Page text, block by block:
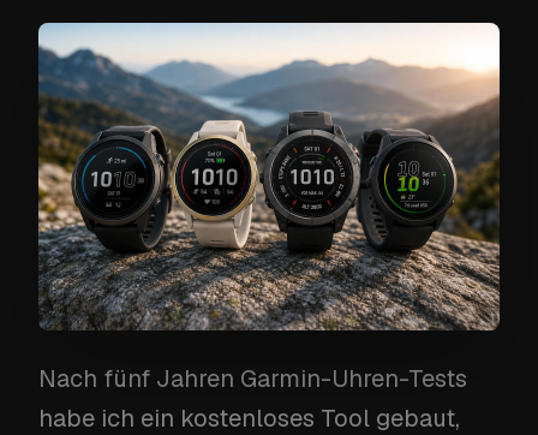
Nach fünf Jahren Garmin-Uhren-Tests
habe ich ein kostenloses Tool gebaut,